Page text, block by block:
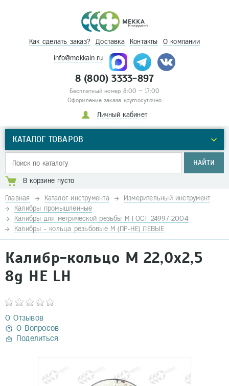
Как сделать заказ? Доставка Контакты О компании
info@mekkain.ru
8 (800) 3333-897
Бесплатный номер 8:00 – 17:00
Оформление заказа круглосуточно
Личный кабинет
КАТАЛОГ ТОВАРОВ
НАЙТИ
В корзине пусто
Главная Каталог инструмента
Измерительный инструмент
Калибры промышленные
Калибры для метрической резьбы М ГОСТ 24997-2004
Калибры - кольца резьбовые М (ПР-НЕ) ЛЕВЫЕ
Калибр-кольцо М 22,0х2,5
8g НЕ LH
0 Отзывов
0 Вопросов
Поделиться